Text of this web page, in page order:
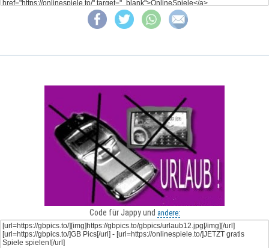
Code für Jappy und andere: